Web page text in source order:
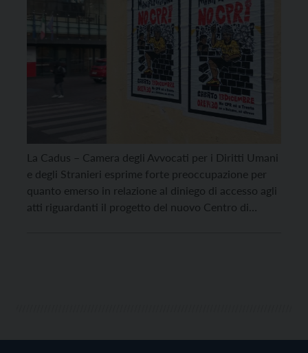
La Cadus – Camera degli Avvocati per i Diritti Umani
e degli Stranieri esprime forte preoccupazione per
quanto emerso in relazione al diniego di accesso agli
atti riguardanti il progetto del nuovo Centro di